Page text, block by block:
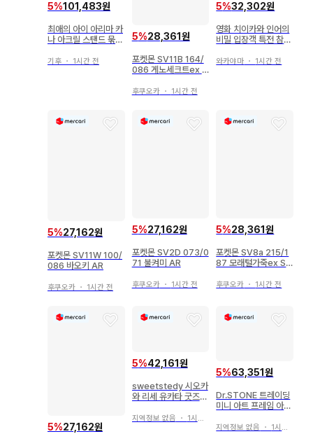
5%101,483원
최애의 아이 아리마 카
나 아크릴 스탠드 묶음
기후 ・ 1시간 전
5%28,361원
포켓몬 SV11B 164/
086 게노세크트ex S
후쿠오카・ 1시간 전
5%32,302원
영화 치이카와 인어의
비밀 입장객 특전 참
와카야마 ・ 1시간 전
5%27,162원
포켓몬 SV11W 100/
086 바오키 AR
후쿠오카 ・ 1시간 전
5%27,162원
포켓몬 SV2D 073/0
71 불켜미 AR
후쿠오카・ 1시간 전
5%28,361원
포켓몬 SV8a 215/1
87 모래털가죽ex SA
후쿠오카 ・ 1시간 전
5%27,162원
5%42,161원
sweetstedy 시오카
와 리세 유카타 굿즈
지역정보 없음 ・ 1시간 전
5%63,351원
Dr.STONE 트레이딩
미니 아트 프레임 아사
지역정보 없음 ・ 1시간 전